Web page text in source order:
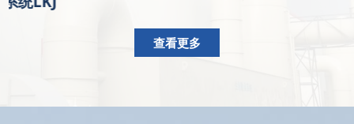
查看更多